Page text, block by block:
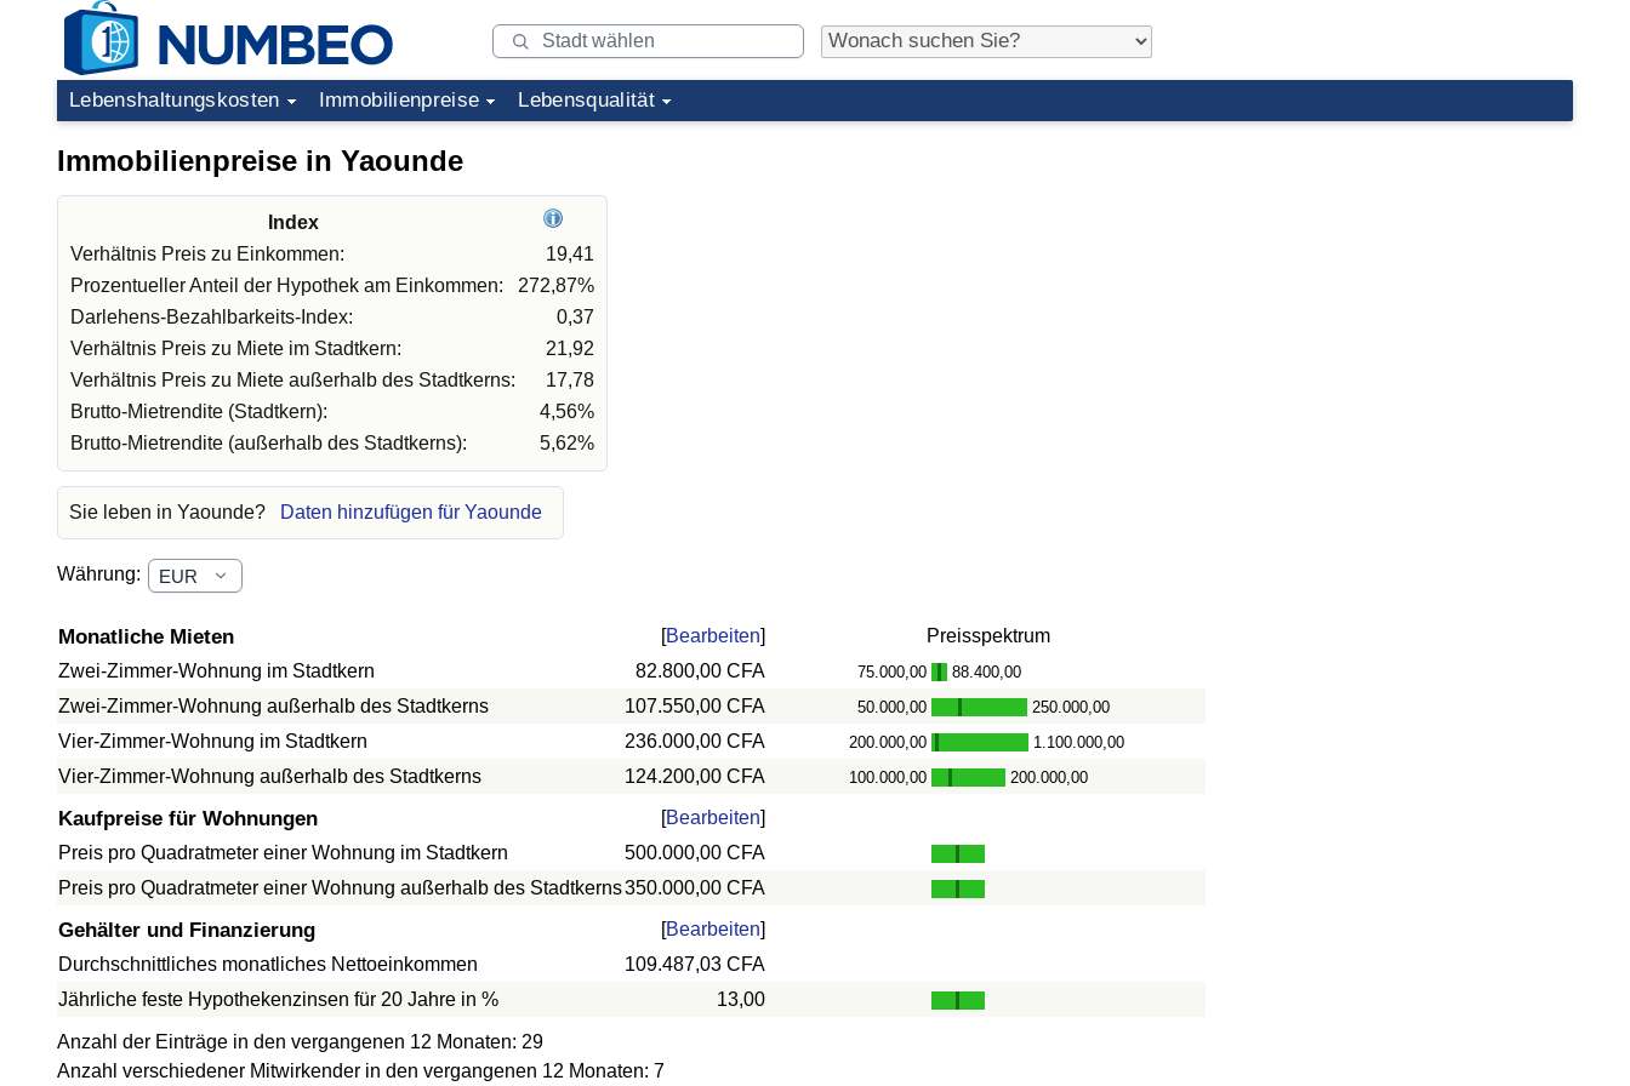
Lebenshaltungskosten Immobilienpreise Lebensqualität
Immobilienpreise in Yaounde
Index
Verhältnis Preis zu Einkommen:
19,41
Prozentueller Anteil der Hypothek am Einkommen:
272,87%
Darlehens-Bezahlbarkeits-Index:
0,37
Verhältnis Preis zu Miete im Stadtkern:
21,92
Verhältnis Preis zu Miete außerhalb des Stadtkerns:
17,78
Brutto-Mietrendite (Stadtkern):
4,56%
Brutto-Mietrendite (außerhalb des Stadtkerns):
5,62%
Sie leben in Yaounde? Daten hinzufügen für Yaounde
Währung:
Monatliche Mieten [Bearbeiten]
Preisspektrum
Zwei-Zimmer-Wohnung im Stadtkern
82.800,00 CFA 75.000,00 - 88.400,00
Zwei-Zimmer-Wohnung außerhalb des Stadtkerns 107.550,00 CFA 50.000,00 - 250.000,00
Vier-Zimmer-Wohnung im Stadtkern 236.000,00 CFA 200.000,00 - 1.100.000,00
Vier-Zimmer-Wohnung außerhalb des Stadtkerns 124.200,00 CFA 100.000,00 - 200.000,00
Kaufpreise für Wohnungen [Bearbeiten]
Preis pro Quadratmeter einer Wohnung im Stadtkern
500.000,00 CFA
Preis pro Quadratmeter einer Wohnung außerhalb des Stadtkerns350.000,00 CFA
Gehälter und Finanzierung [Bearbeiten]
Durchschnittliches monatliches Nettoeinkommen
109.487,03 CFA
Jährliche feste Hypothekenzinsen für 20 Jahre in %
13,00
Anzahl der Einträge in den vergangenen 12 Monaten: 29
Anzahl verschiedener Mitwirkender in den vergangenen 12 Monaten: 7